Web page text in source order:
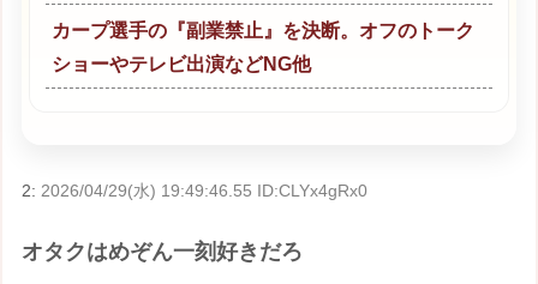
カープ選手の『副業禁止』を決断。オフのトーク
ショーやテレビ出演などNG他
2: 2026/04/29(水) 19:49:46.55 ID:CLYx4gRx0
オタクはめぞん一刻好きだろ